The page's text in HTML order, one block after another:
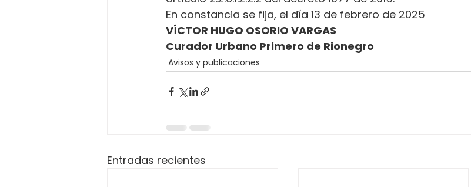
En constancia se fija, el día 13 de febrero de 2025
VÍCTOR HUGO OSORIO VARGAS
Curador Urbano Primero de Rionegro
Avisos y publicaciones
Entradas recientes